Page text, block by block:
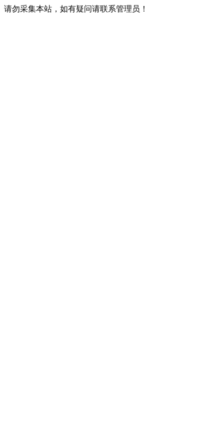
请勿采集本站，如有疑问请联系管理员！